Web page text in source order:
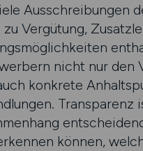
Ausschreibungen
Vergütung,
nicht nur den
konkrete
Transparenz
können,